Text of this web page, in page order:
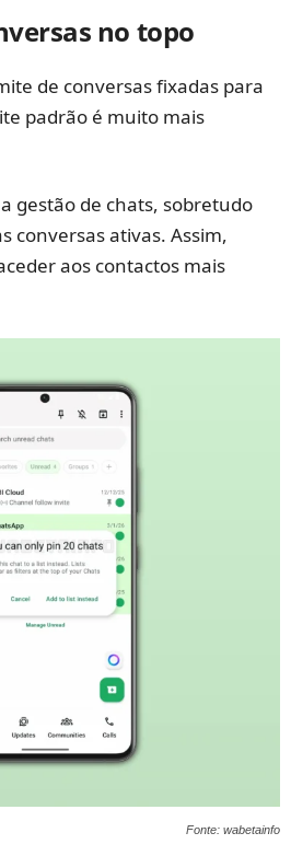
no topo
de conversas fixadas para
padrão é muito mais
gestão de chats, sobretudo
conversas ativas. Assim,
aos contactos mais
Fonte: wabetainfo